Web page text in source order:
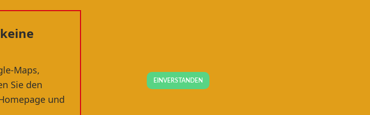
in der
Deutschlands
keine
Maps,
Sie den
und
EINVERSTANDEN